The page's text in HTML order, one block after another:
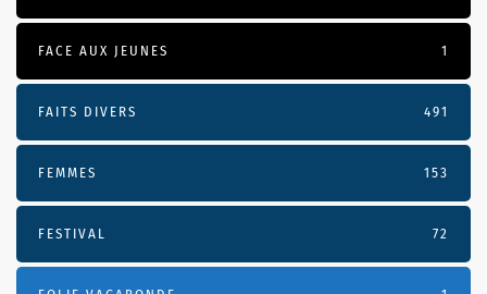
FACE AUX JEUNES 1
FAITS DIVERS 491
FEMMES 153
FESTIVAL 72